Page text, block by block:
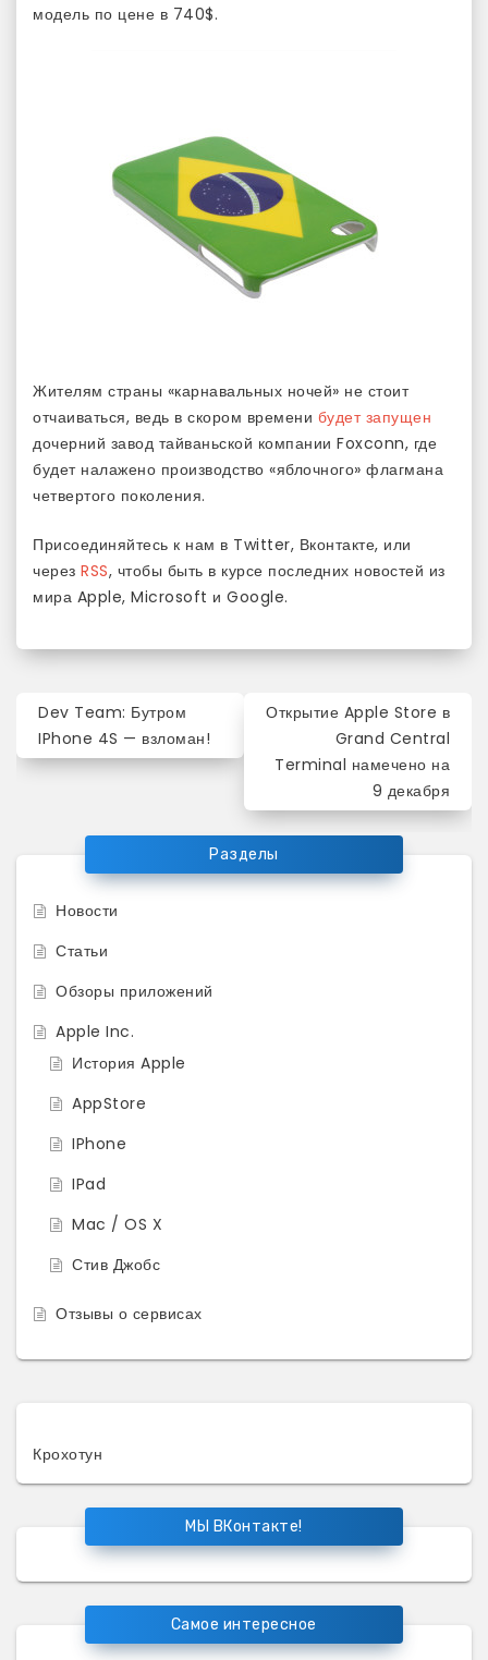
модель по цене в 740$.
Жителям страны «карнавальных ночей» не стоит
отчаиваться, ведь в скором времени будет запущен
дочерний завод тайваньской компании Foxconn, где
будет налажено производство «яблочного» флагмана
четвертого поколения.
Присоединяйтесь к нам в Twitter, Вконтакте, или
через RSS, чтобы быть в курсе последних новостей из
мира Apple, Microsoft и Google.
Навигация
по
записям
Dev Team: Бутром
IPhone 4S — взломан!
Открытие Apple Store в
Grand Central
Terminal намечено на
9 декабря
Разделы
Новости
Статьи
Обзоры приложений
Apple Inc.
История Apple
AppStore
IPhone
IPad
Mac / OS X
Стив Джобс
Отзывы о сервисах
Крохотун
МЫ ВКонтакте!
Самое интересное